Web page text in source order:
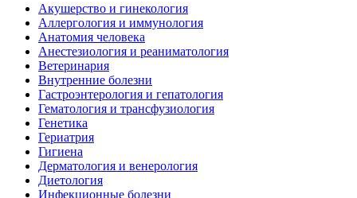
Акушерство и гинекология
Аллергология и иммунология
Анатомия человека
Анестезиология и реаниматология
Ветеринария
Внутренние болезни
Гастроэнтерология и гепатология
Гематология и трансфузиология
Генетика
Гериатрия
Гигиена
Дерматология и венерология
Диетология
Инфекционные болезни